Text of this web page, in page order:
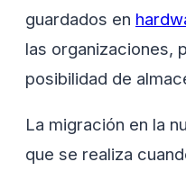
guardados en
las organizaciones,
posibilidad de
La migración en la
que se realiza